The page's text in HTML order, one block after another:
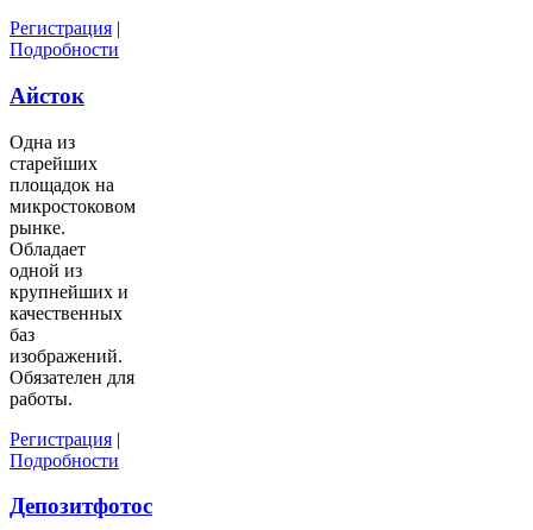
Регистрация |
Подробности
Айсток
Одна из
старейших
площадок на
микростоковом
рынке.
Обладает
одной из
крупнейших и
качественных
баз
изображений.
Обязателен для
работы.
Регистрация |
Подробности
Депозитфотос